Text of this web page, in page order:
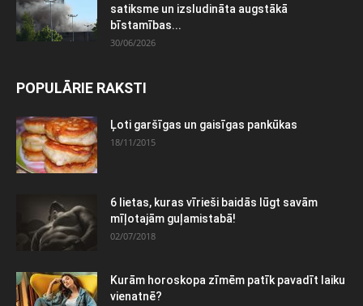
satiksme un izsludināta augstākā
bīstamības...
30/06/2026
POPULĀRIE RAKSTI
Ļoti garšīgas un gaisīgas pankūkas
18/11/2015
6 lietas, kuras vīrieši baidās lūgt savām
mīļotajām guļamistabā!
02/07/2018
Kurām horoskopa zīmēm patīk pavadīt laiku
vienatnē?